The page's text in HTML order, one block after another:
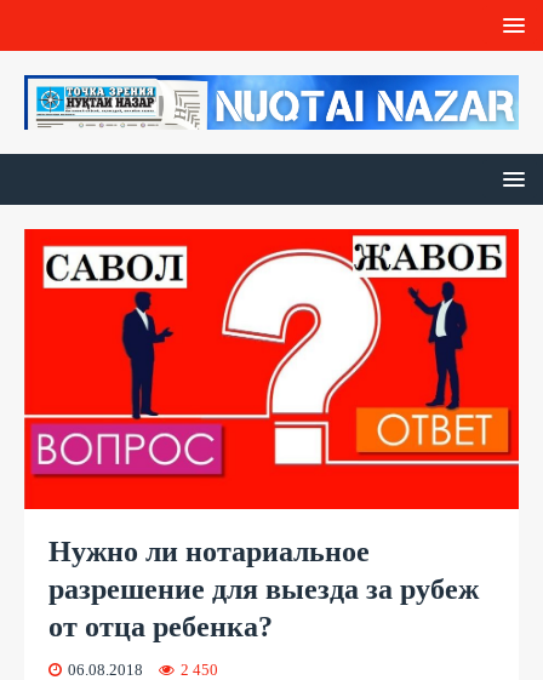
Нужно ли нотариальное
разрешение для выезда за рубеж
от отца ребенка?
06.08.2018 2 450